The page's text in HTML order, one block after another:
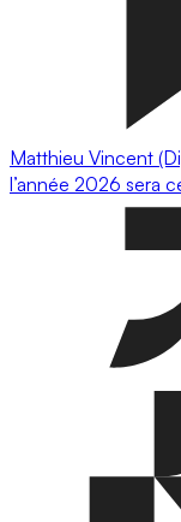
Matthieu Vincent
l’année 2026 sera